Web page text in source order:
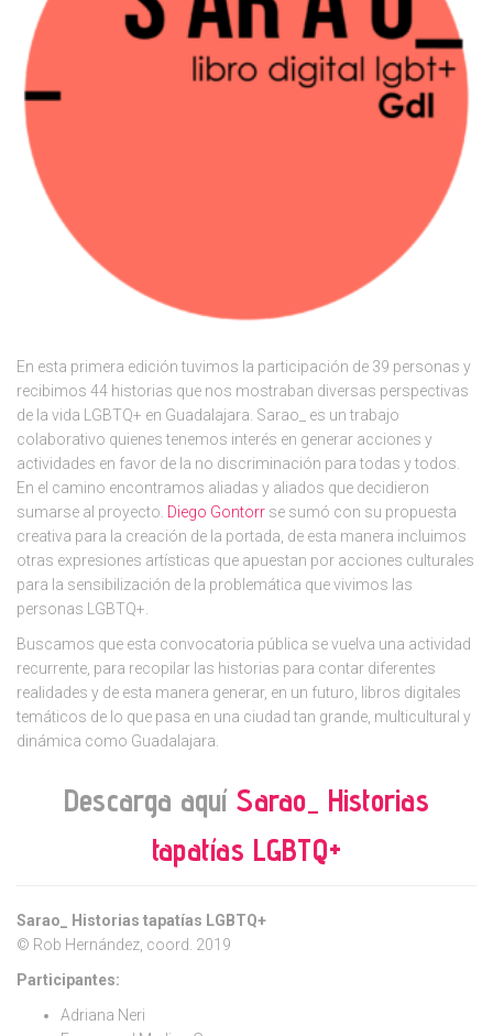
En esta primera edición tuvimos la participación de 39 personas y
recibimos 44 historias que nos mostraban diversas perspectivas
de la vida LGBTQ+ en Guadalajara. Sarao_ es un trabajo
colaborativo quienes tenemos interés en generar acciones y
actividades en favor de la no discriminación para todas y todos.
En el camino encontramos aliadas y aliados que decidieron
sumarse al proyecto. Diego Gontorr se sumó con su propuesta
creativa para la creación de la portada, de esta manera incluimos
otras expresiones artísticas que apuestan por acciones culturales
para la sensibilización de la problemática que vivimos las
personas LGBTQ+.
Buscamos que esta convocatoria pública se vuelva una actividad
recurrente, para recopilar las historias para contar diferentes
realidades y de esta manera generar, en un futuro, libros digitales
temáticos de lo que pasa en una ciudad tan grande, multicultural y
dinámica como Guadalajara.
Descarga aquí Sarao_ Historias
tapatías LGBTQ+
Sarao_ Historias tapatías LGBTQ+
© Rob Hernández, coord. 2019
Participantes:
Adriana Neri